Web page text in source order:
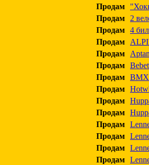
Продам
Продам
2
Продам 4
Продам
Продам
Продам
Продам BMX
Продам
Продам
Продам
Продам
Продам
Продам
Продам